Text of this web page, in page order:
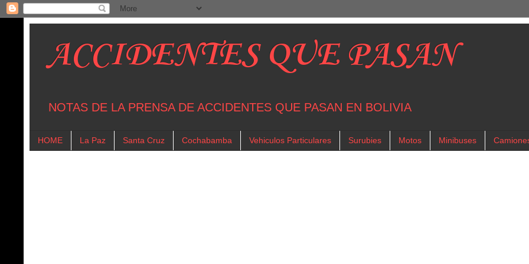
ACCIDENTES QUE PASAN
NOTAS DE LA PRENSA DE ACCIDENTES QUE PASAN EN BOLIVIA
HOME La Paz Santa Cruz Cochabamba Vehiculos Particulares Surubies Motos Minibuses